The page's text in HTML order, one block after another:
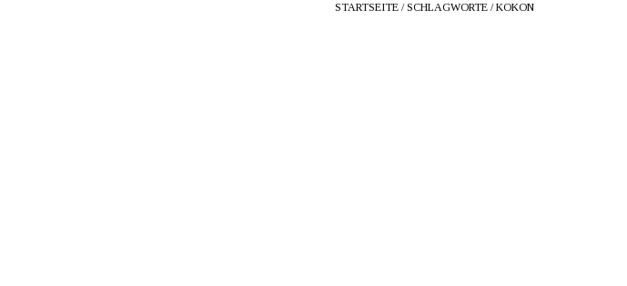
STARTSEITE /SCHLAGWORTE /KOKON